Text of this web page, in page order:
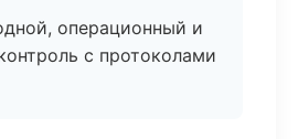
операционный и
с протоколами